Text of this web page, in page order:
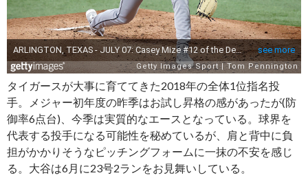
タイガースが大事に育ててきた2018年の全体1位指名投
手。メジャー初年度の昨季はお試し昇格の感があったが(防
御率6点台)、今季は実質的なエースとなっている。球界を
代表する投手になる可能性を秘めているが、肩と背中に負
担がかかりそうなピッチングフォームに一抹の不安を感じ
る。大谷は6月に23号2ランをお見舞いしている。